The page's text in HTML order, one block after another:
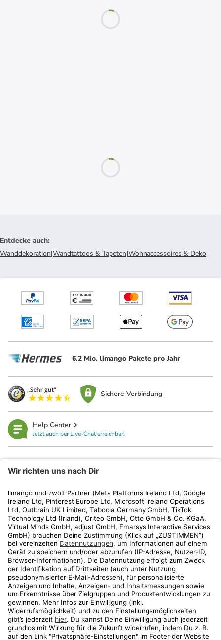
Entdecke auch:
Wanddekoration|Wandtattoos & Tapeten|Wohnaccessoires & Deko
6.2 Mio. limango Pakete pro Jahr
Sichere Verbindung
Help Center
Jetzt auch per Live-Chat erreichbar!
Kundenservice
Shop
Aktionen
Travel